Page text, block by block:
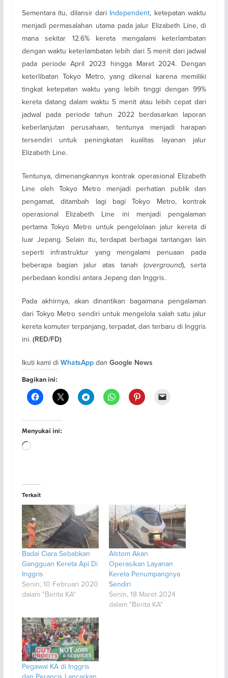
Sementara itu, dilansir dari Independent, ketepatan waktu
menjadi permasalahan utama pada jalur Elizabeth Line, di
mana sekitar 12.6% kereta mengalami keterlambatan
dengan waktu keterlambatan lebih dari 5 menit dari jadwal
pada periode April 2023 hingga Maret 2024. Dengan
keterlibatan Tokyo Metro, yang dikenal karena memiliki
tingkat ketepatan waktu yang lebih tinggi dengan 99%
kereta datang dalam waktu 5 menit atau lebih cepat dari
jadwal pada periode tahun 2022 berdasarkan laporan
keberlanjutan perusahaan, tentunya menjadi harapan
tersendiri untuk peningkatan kualitas layanan jalur
Elizabeth Line.
Tentunya, dimenangkannya kontrak operasional Elizabeth
Line oleh Tokyo Metro menjadi perhatian publik dan
pengamat, ditambah lagi bagi Tokyo Metro, kontrak
operasional Elizabeth Line ini menjadi pengalaman
pertama Tokyo Metro untuk pengelolaan jalur kereta di
luar Jepang. Selain itu, terdapat berbagai tantangan lain
seperti infrastruktur yang mengalami penuaan pada
beberapa bagian jalur atas tanah (overground), serta
perbedaan kondisi antara Jepang dan Inggris.
Pada akhirnya, akan dinantikan bagaimana pengalaman
dari Tokyo Metro sendiri untuk mengelola salah satu jalur
kereta komuter terpanjang, terpadat, dan terbaru di Inggris
ini. (RED/FD)
Ikuti kami di WhatsAppdan Google News
Bagikan ini:
Menyukai ini:
Memuat...
Terkait
Badai Ciara Sebabkan
Gangguan Kereta Api Di
Inggris
Senin, 10 Februari 2020
dalam "Berita KA"
Alstom Akan
Operasikan Layanan
Kereta Penumpangnya
Sendiri
Senin, 18 Maret 2024
dalam "Berita KA"
Pegawai KA di Inggris